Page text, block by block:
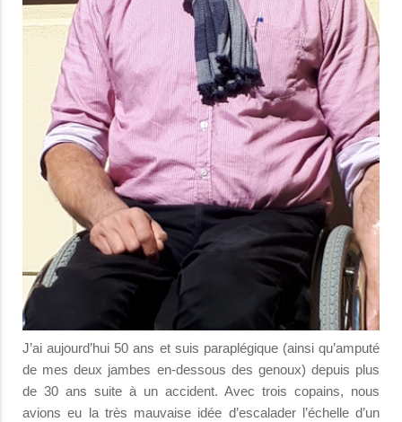
J’ai aujourd’hui 50 ans et suis paraplégique (ainsi qu’amputé
de mes deux jambes en-dessous des genoux) depuis plus
de 30 ans suite à un accident. Avec trois copains, nous
avions eu la très mauvaise idée d’escalader l’échelle d’un